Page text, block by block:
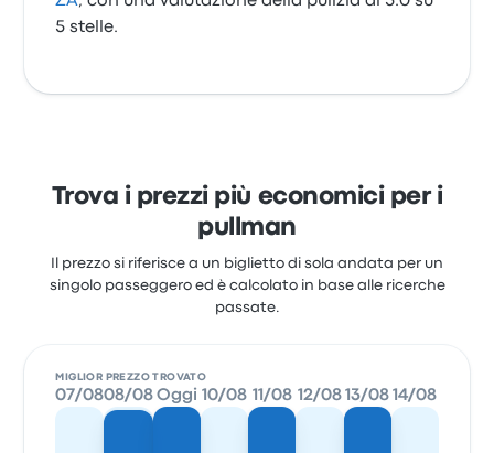
5 stelle.
Trova i prezzi più economici per i
pullman
Il prezzo si riferisce a un biglietto di sola andata per un
singolo passeggero ed è calcolato in base alle ricerche
passate.
MIGLIOR PREZZO TROVATO
07/0808/08 Oggi 10/08 11/08 12/08 13/08 14/08